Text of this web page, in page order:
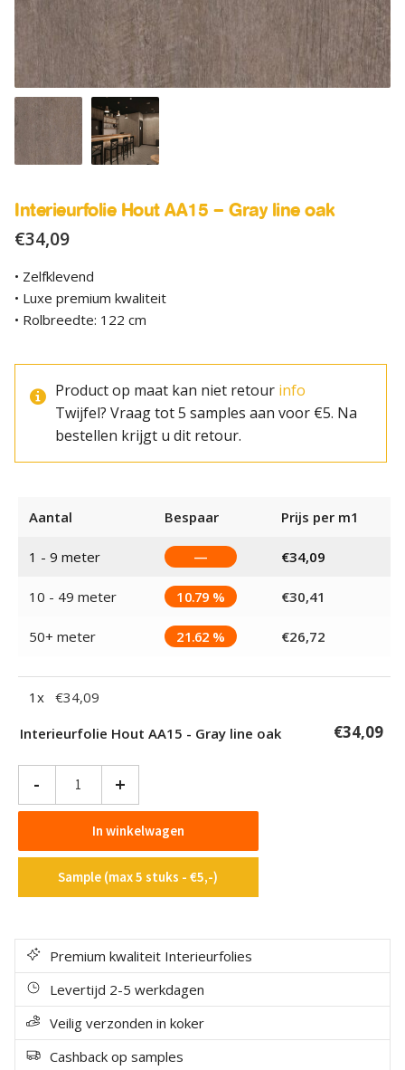
Interieurfolie Hout AA15 – Gray line oak
€34,09
• Zelfklevend
• Luxe premium kwaliteit
• Rolbreedte: 122 cm
Product op maat kan niet retour info
Twijfel? Vraag tot 5 samples aan voor €5. Na
bestellen krijgt u dit retour.
Aantal Bespaar Prijs per m1
1 - 9 meter — €34,09
10 - 49 meter 10.79 % €30,41
50+ meter 21.62 % €26,72
1 x €34,09
Interieurfolie Hout AA15 - Gray line oak
€34,09
-
AA15
Gray
+
In winkelwagen
Sample (max 5 stuks - €5,-)
Premium kwaliteit Interieurfolies
Levertijd 2-5 werkdagen
Veilig verzonden in koker
Cashback op samples